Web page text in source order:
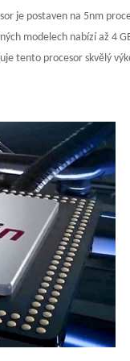
je postaven na 5nm
modelech nabízí až 4
tento procesor skvělý